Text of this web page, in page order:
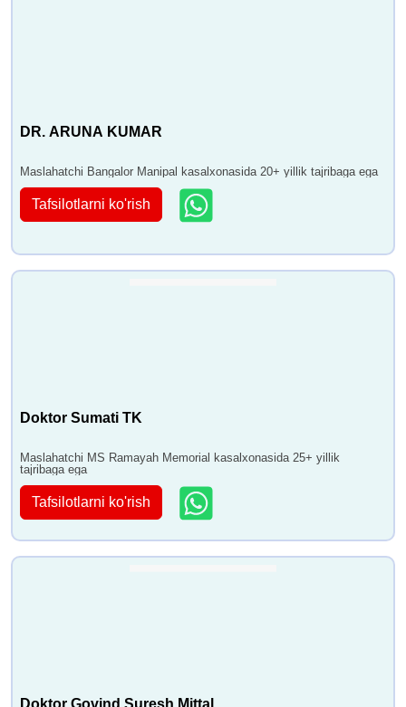
DR. ARUNA KUMAR
Maslahatchi Bangalor Manipal kasalxonasida 20+ yillik tajribaga ega
Tafsilotlarni ko'rish
Doktor Sumati TK
Maslahatchi MS Ramayah Memorial kasalxonasida 25+ yillik
tajribaga ega
Tafsilotlarni ko'rish
Doktor Govind Suresh Mittal